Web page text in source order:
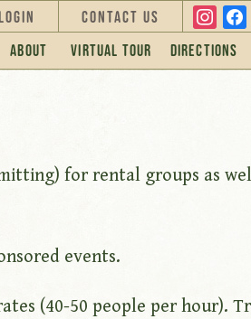
Contact Us
About Virtual Tour Directions
for rental groups as
events.
(40-50 people per hour).